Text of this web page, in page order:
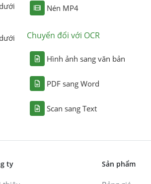
Nén MP4
Chuyển đổi với OCR
Hình ảnh sang văn bản
PDF sang Word
Scan sang Text
ty Sản phẩm